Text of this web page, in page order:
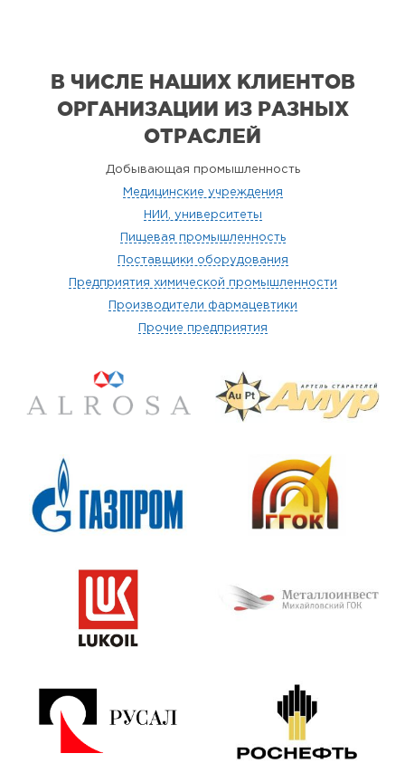
В ЧИСЛЕ НАШИХ КЛИЕНТОВ
ОРГАНИЗАЦИИ ИЗ РАЗНЫХ
ОТРАСЛЕЙ
Добывающая промышленность
Медицинские учреждения
НИИ, университеты
Пищевая промышленность
Поставщики оборудования
Предприятия химической промышленности
Производители фармацевтики
Прочие предприятия